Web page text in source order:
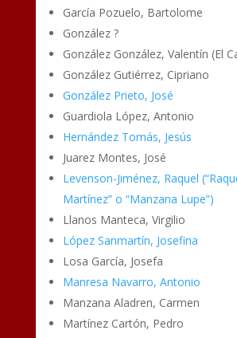
García Pozuelo, Bartolome
González ?
González González, Valentín (El
González Gutiérrez, Cipriano
González Prieto, José
Guardiola López, Antonio
Hernández Tomás, Jesús
Juarez Montes, José
Levenson-Jiménez, Raquel
Martínez” o “Manzana Lupe”)
Llanos Manteca, Virgilio
López Sanmartín, Josefina
Losa García, Josefa
Manresa Navarro, Antonio
Manzana Aladren, Carmen
Martínez Cartón, Pedro